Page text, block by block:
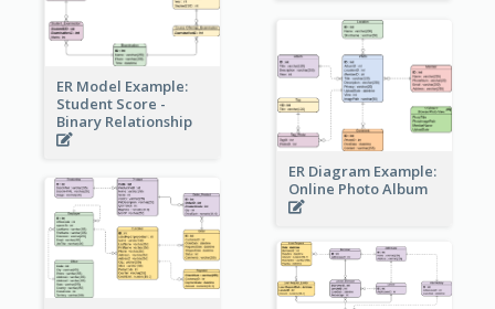
ER Model Example:
Student Score -
Binary Relationship
ER Diagram Example:
Online Photo Album